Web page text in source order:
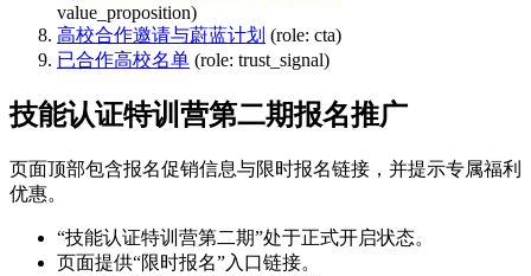
value_proposition)
高校合作邀请与蔚蓝计划 (role: cta)
已合作高校名单 (role: trust_signal)
技能认证特训营第二期报名推广
页面顶部包含报名促销信息与限时报名链接，并提示专属福利
优惠。
“技能认证特训营第二期”处于正式开启状态。
页面提供“限时报名”入口链接。